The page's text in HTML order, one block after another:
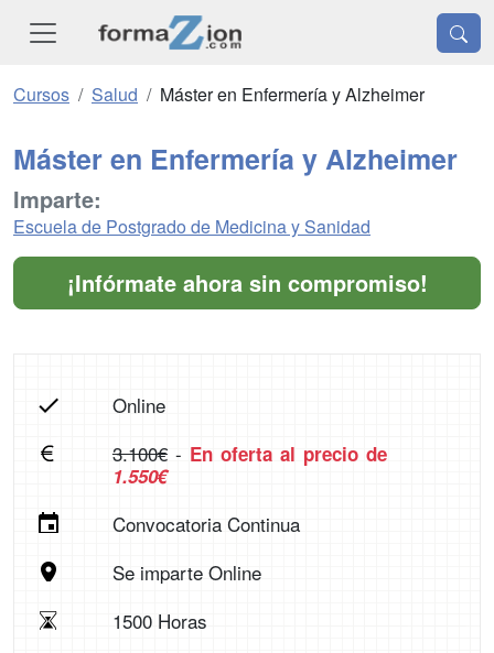
Cursos Salud Máster en Enfermería y Alzheimer
Máster en Enfermería y Alzheimer
Imparte:
Escuela de Postgrado de Medicina y Sanidad
¡Infórmate ahora sin compromiso!
Online
3.100€- En oferta al precio de
1.550€
Convocatoria Continua
Se imparte Online
1500 Horas